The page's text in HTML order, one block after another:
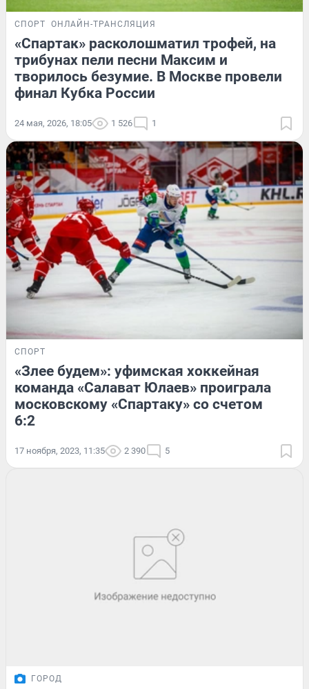
СПОРТ ОНЛАЙН-ТРАНСЛЯЦИЯ
«Спартак» расколошматил трофей, на
трибунах пели песни Максим и
творилось безумие. В Москве провели
финал Кубка России
24 мая, 2026, 18:05 1 526 1
СПОРТ
«Злее будем»: уфимская хоккейная
команда «Салават Юлаев» проиграла
московскому «Спартаку» со счетом
6:2
17 ноября, 2023, 11:35 2 390 5
ГОРОД